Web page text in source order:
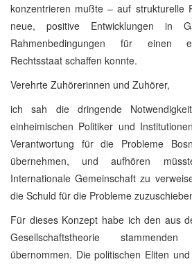
konzentrieren mußte – auf strukturelle
neue, positive Entwicklungen in
Rahmenbedingungen für einen
Rechtsstaat schaffen konnte.
Verehrte Zuhörerinnen und Zuhörer,
ich sah die dringende
einheimischen Politiker und
Verantwortung für die Probleme
übernehmen, und aufhören
Internationale Gemeinschaft zu
die Schuld für die Probleme
Für dieses Konzept habe ich den aus
Gesellschaftstheorie
übernommen. Die politischen Eliten